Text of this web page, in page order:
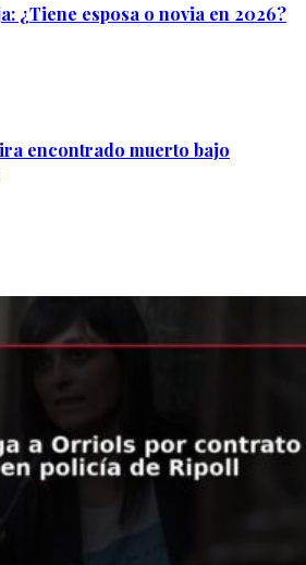
¿Tiene esposa o novia en 2026?
encontrado muerto bajo